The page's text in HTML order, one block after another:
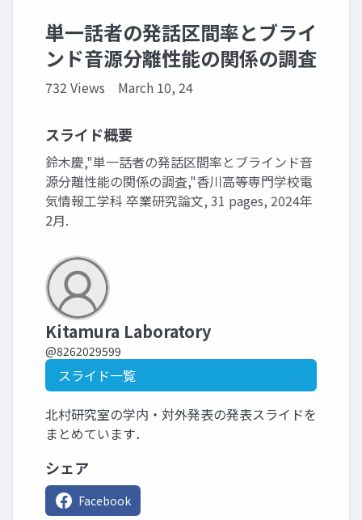
単一話者の発話区間率とブライ
ンド音源分離性能の関係の調査
732 Views March 10, 24
スライド概要
鈴木慶,"単一話者の発話区間率とブラインド音
源分離性能の関係の調査,"香川高等専門学校電
気情報工学科 卒業研究論文, 31 pages, 2024年
2月.
Kitamura Laboratory
@8262029599
スライド一覧
北村研究室の学内・対外発表の発表スライドを
まとめています．
シェア
Facebook